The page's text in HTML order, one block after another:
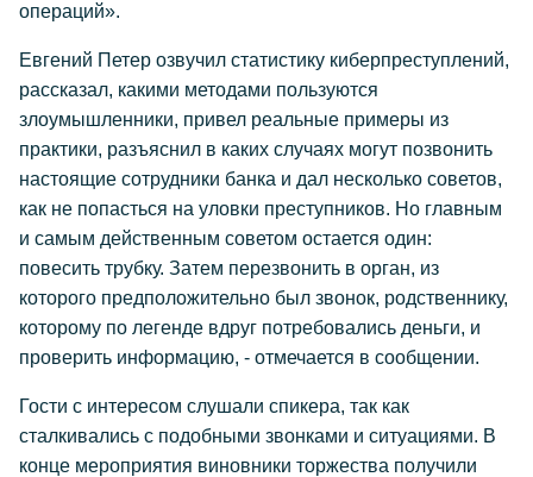
операций».
Евгений Петер озвучил статистику киберпреступлений,
рассказал, какими методами пользуются
злоумышленники, привел реальные примеры из
практики, разъяснил в каких случаях могут позвонить
настоящие сотрудники банка и дал несколько советов,
как не попасться на уловки преступников. Но главным
и самым действенным советом остается один:
повесить трубку. Затем перезвонить в орган, из
которого предположительно был звонок, родственнику,
которому по легенде вдруг потребовались деньги, и
проверить информацию, - отмечается в сообщении.
Гости с интересом слушали спикера, так как
сталкивались с подобными звонками и ситуациями. В
конце мероприятия виновники торжества получили